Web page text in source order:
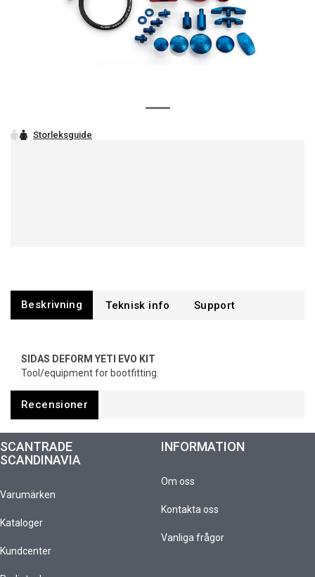
Beskrivning Support
SIDAS DEFORM YETI EVO KIT
Tool/equipment for bootfitting.
Recensioner
SCANTRADE
SCANDINAVIA
Varumärken
Kataloger
Kundcenter
INFORMATION
Om oss
Kontakta oss
Vanliga frågor